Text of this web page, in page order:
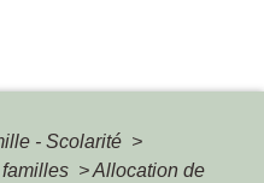
- Scolarité >
>Allocation de